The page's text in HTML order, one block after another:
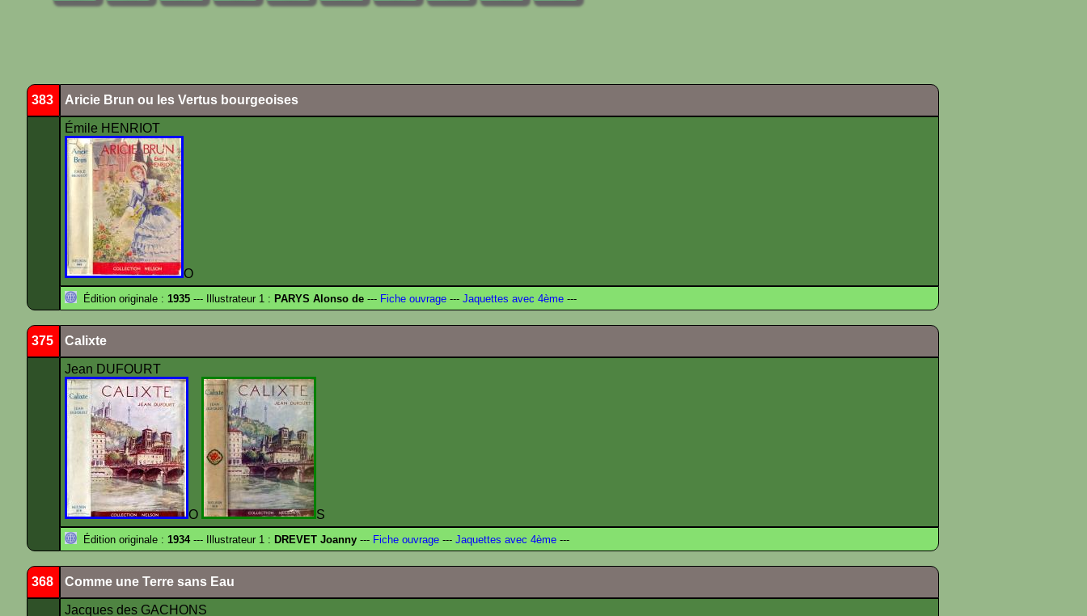
383 Aricie Brun ou les Vertus bourgeoises
Émile HENRIOT
O
Édition originale : 1935 --- Illustrateur 1 : PARYS Alonso de --- Fiche ouvrage --- Jaquettes avec 4ème ---
375 Calixte
Jean DUFOURT
O S
Édition originale : 1934--- Illustrateur 1 : DREVET Joanny --- Fiche ouvrage --- Jaquettes avec 4ème ---
368 Comme une Terre sans Eau
Jacques des GACHONS